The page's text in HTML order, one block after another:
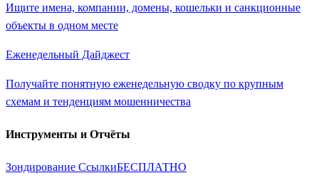
Ищите имена, компании, домены, кошельки и санкционные
объекты в одном месте
Еженедельный Дайджест
Получайте понятную еженедельную сводку по крупным
схемам и тенденциям мошенничества
Инструменты и Отчёты
Зондирование СсылкиБЕСПЛАТНО